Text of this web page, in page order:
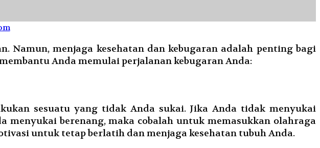
menjaga kesehatan dan kebugaran adalah penting bagi
Anda memulai perjalanan kebugaran Anda:
sesuatu yang tidak Anda sukai. Jika Anda tidak menyukai
berenang, maka cobalah untuk memasukkan olahraga
untuk tetap berlatih dan menjaga kesehatan tubuh Anda.